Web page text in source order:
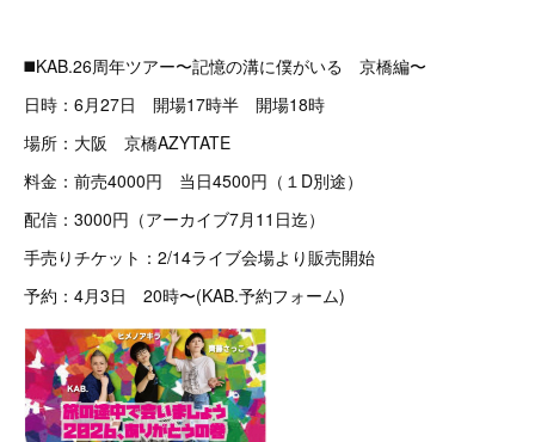
◼️KAB.26周年ツアー〜記憶の溝に僕がいる 京橋編〜
日時：6月27日 開場17時半 開場18時
場所：大阪 京橋AZYTATE
料金：前売4000円 当日4500円（１D別途）
配信：3000円（アーカイブ7月11日迄）
手売りチケット：2/14ライブ会場より販売開始
予約：4月3日 20時〜(KAB.予約フォーム)